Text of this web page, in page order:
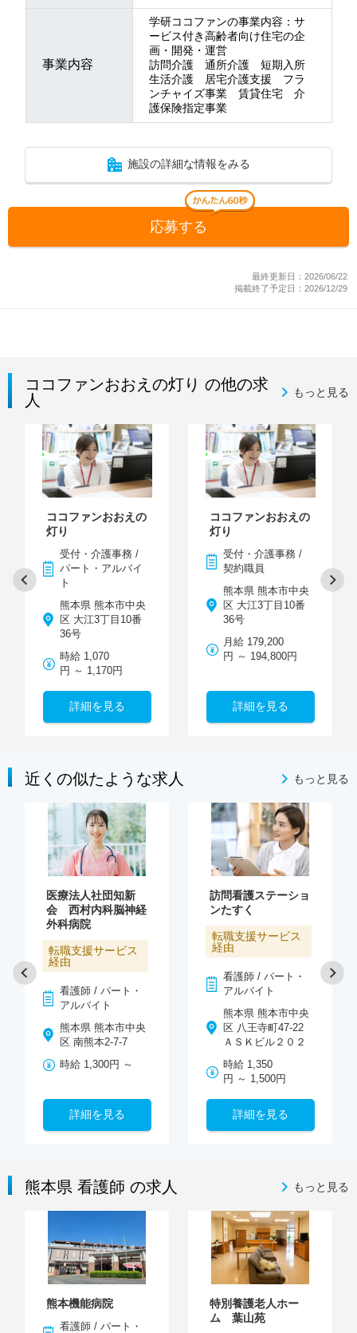
事業内容
学研ココファンの事業内容：サ
ービス付き高齢者向け住宅の企
画・開発・運営
訪問介護 通所介護 短期入所
生活介護 居宅介護支援 フラ
ンチャイズ事業 賃貸住宅 介
護保険指定事業
施設の詳細な情報をみる
応募する
最終更新日：2026/06/22
掲載終了予定日：2026/12/29
ココファンおおえの灯り の他の求
人
もっと見る
ココファンおおえの
灯り
受付・介護事務 /
パート・アルバイ
ト
熊本県 熊本市中央
区 大江3丁目10番
36号
時給 1,070
円 ～ 1,170円
詳細を見る
ココファンおおえの
灯り
受付・介護事務 /
契約職員
熊本県 熊本市中央
区 大江3丁目10番
36号
月給 179,200
円 ～ 194,800円
詳細を見る
近くの似たような求人 もっと見る
医療法人社団知新
会 西村内科脳神経
外科病院
転職支援サービス
経由
看護師 / パート・
アルバイト
熊本県 熊本市中央
区 南熊本2-7-7
時給 1,300円 ～
詳細を見る
訪問看護ステーショ
ンたすく
転職支援サービス
経由
看護師 / パート・
アルバイト
熊本県 熊本市中央
区 八王寺町47-22
ＡＳＫビル２０２
時給 1,350
円 ～ 1,500円
詳細を見る
熊本県 看護師 の求人 もっと見る
熊本機能病院
看護師 / パート・
特別養護老人ホー
ム 葉山苑